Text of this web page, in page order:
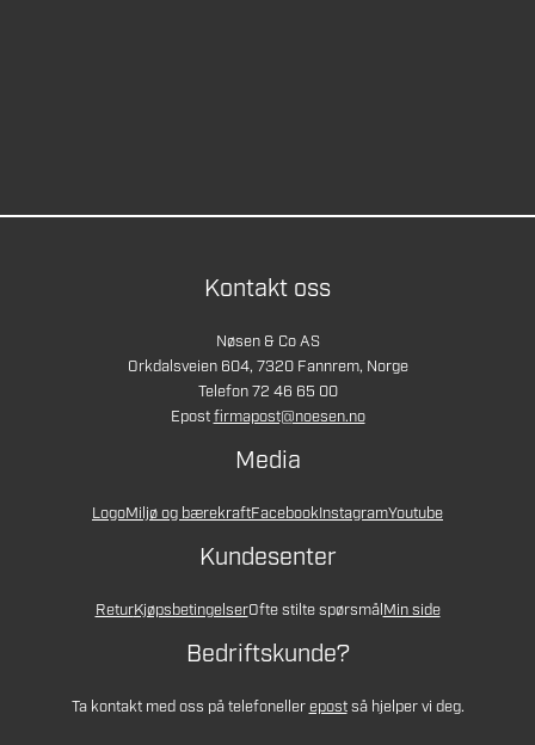
Kontakt oss
Nøsen & Co AS
Orkdalsveien 604, 7320 Fannrem, Norge
Telefon 72 46 65 00
Epostfirmapost@noesen.no
Media
LogoMiljø og bærekraftFacebookInstagramYoutube
Kundesenter
ReturKjøpsbetingelserOfte stilte spørsmålMin side
Bedriftskunde?
Ta kontakt med oss på telefonellerepostså hjelper vi deg.